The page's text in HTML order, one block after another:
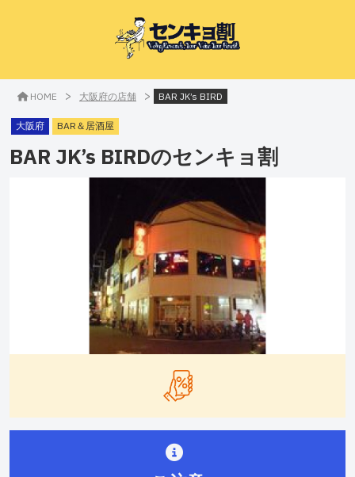
HOME > 大阪府の店舗 > BAR JK’s BIRD
大阪府 BAR＆居酒屋
BAR JK’s BIRDのセンキョ割